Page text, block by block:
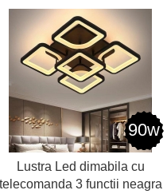
90w
Lustra Led dimabila cu
telecomanda 3 functii neagra